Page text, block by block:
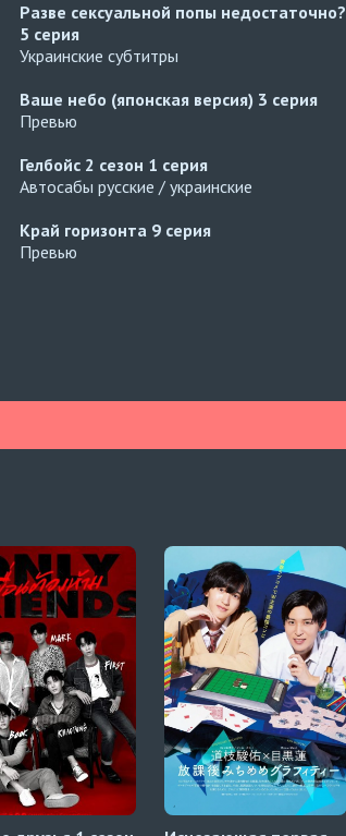
Разве сексуальной попы недостаточно?
5 серия
Украинские субтитры
Ваше небо (японская версия) 3 серия
Превью
Гелбойс 2 сезон 1 серия
Автосабы русские / украинские
Край горизонта 9 серия
Превью